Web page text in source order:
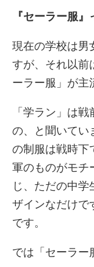
『セーラー服
現在の学校は男
すが、それ以前
ーラー服」が主
「学ラン」は
の、と聞いてい
の制服は戦時下
軍のものがモチ
じ、ただの中
ザインなだけで
です。
では「セーラー